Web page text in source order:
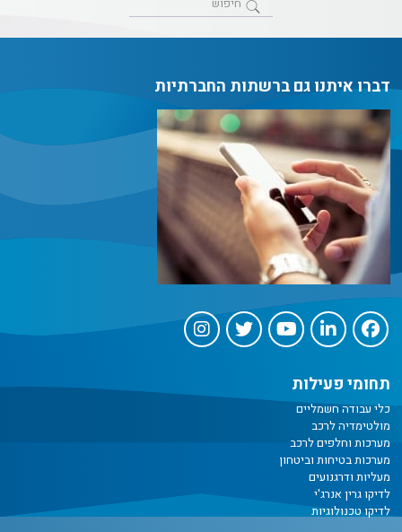
דברו איתנו גם ברשתות החברתיות
תחומי פעילות
כלי עבודה חשמליים
מולטימדיה לרכב
מערכות וחלפים לרכב
מערכות בטיחות וביטחון
מעליות ודרגנועים
לדיקו גרין אנרג'י
לדיקו טכנולוגיות